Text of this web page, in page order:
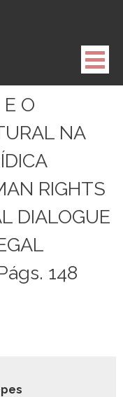
O
NA
RIGHTS
DIALOGUE
148